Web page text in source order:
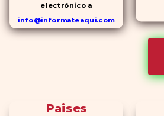
electrónico a
info@informateaqui.com
Mientras que antes la
cambio de los tiempos ha
Paises